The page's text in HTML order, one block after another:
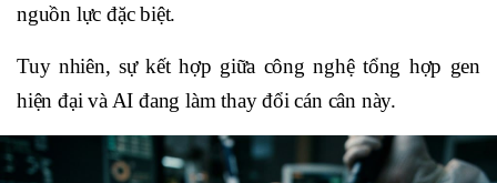
nguồn lực đặc biệt.
Tuy nhiên, sự kết hợp giữa công nghệ tổng hợp gen
hiện đại và AI đang làm thay đổi cán cân này.